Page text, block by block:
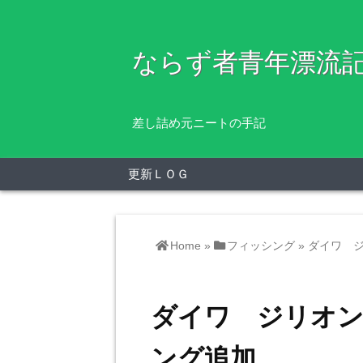
ならず者青年漂流
差し詰め元ニートの手記
更新ＬＯＧ
Home » フィッシング » ダイワ
ダイワ ジリオ